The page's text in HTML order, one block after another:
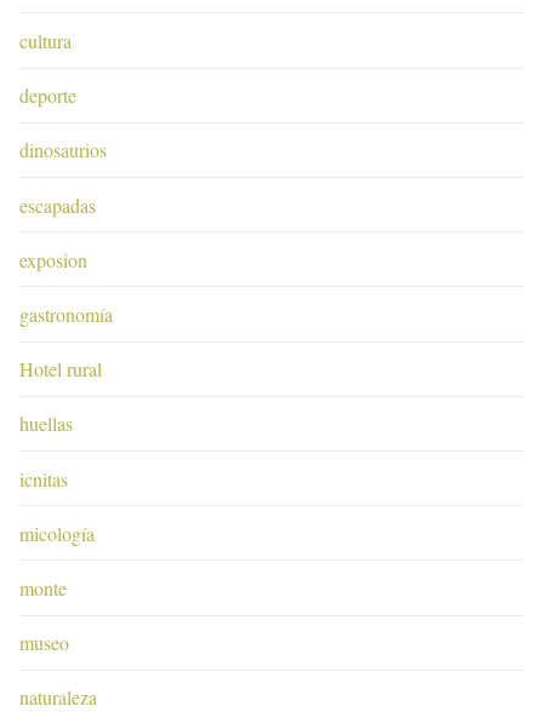
cultura
deporte
dinosaurios
escapadas
exposion
gastronomía
Hotel rural
huellas
icnitas
micología
monte
museo
naturaleza